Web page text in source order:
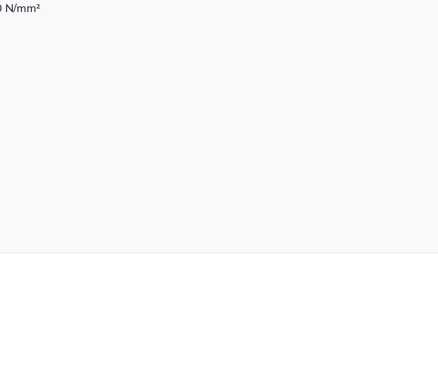
mm²